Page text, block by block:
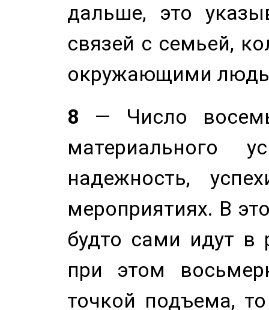
дальше, это
связей с семьей,
окружающими
8 — Число
материального
надежность,
мероприятиях. В
будто сами идут в
при этом
точкой подъема,